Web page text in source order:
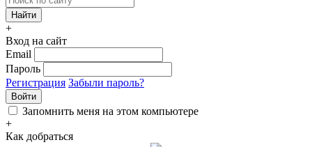
+
Вход на сайт
Email
Пароль
Регистрация Забыли пароль?
Войти
Запомнить меня на этом компьютере
+
Как добраться